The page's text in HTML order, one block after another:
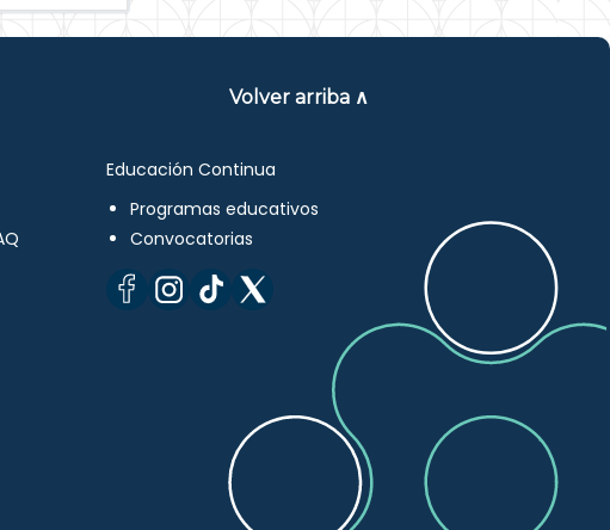
Volver arriba ∧
Educación Continua
Programas educativos
Convocatorias